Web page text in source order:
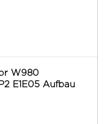
W980
E1E05 Aufbau